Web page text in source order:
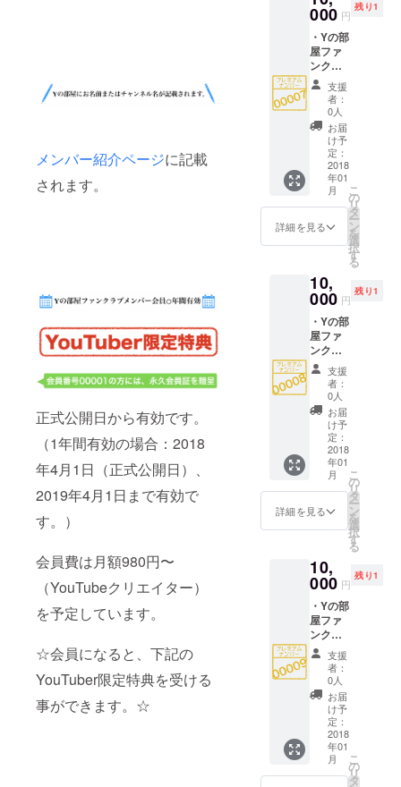
メンバー紹介ページに記載
されます。
正式公開日から有効です。
（1年間有効の場合：2018
年4月1日（正式公開日）、
2019年4月1日まで有効で
す。）
会員費は月額980円〜
（YouTubeクリエイター）
を予定しています。
☆会員になると、下記の
YouTuber限定特典を受ける
事ができます。☆
ド) ・Y
の部屋
にお名
前また
はチャ
ンネル
名が記
載され
ます。
Facebo
okコミ
ティー
に招待
・
eチャン
ご紹介
000 円
残り1
・Yの部
屋ファ
ンクラ
ブ会員
番号
00007
番 ・Y
の部屋
ファン
クラブ
会員１
年間有
効 ・Y
の部屋
会員
カード
想カー
ド) ・Y
の部屋
にお名
前また
はチャ
ンネル
名が記
載され
ます。
Facebo
okコミ
ティー
に招待
・
eチャン
ご紹介
支援
者：
0人
お届
け予
定：
2018
年01
月
詳細を見る
こ
の
リ
タ
ー
ン
を
選
択
す
る
10,
000 円
残り1
・Yの部
屋ファ
ンクラ
ブ会員
番号
00008
番 ・Y
の部屋
ファン
クラブ
会員１
年間有
効 ・Y
の部屋
会員
カード
想カー
ド) ・Y
の部屋
にお名
前また
はチャ
ンネル
名が記
載され
ます。
Facebo
okコミ
ティー
に招待
支援
者：
0人
お届
け予
定：
2018
年01
月
詳細を見る
こ
の
リ
タ
ー
ン
を
選
択
す
る
10,
000 円
残り1
・Yの部
屋ファ
ンクラ
ブ会員
番号
00009
番 ・Y
の部屋
ファン
クラブ
会員１
年間有
効 ・Y
支援
者：
0人
お届
け予
定：
2018
年01
月
こ
の
リ
タ